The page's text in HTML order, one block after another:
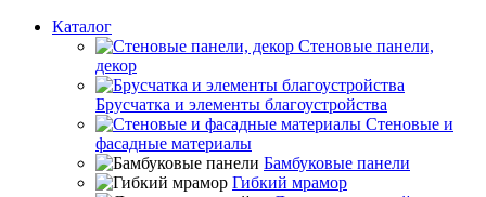
Каталог
Стеновые панели,
декор
Брусчатка и элементы благоустройства
Стеновые и
фасадные материалы
Бамбуковые панели
Гибкий мрамор